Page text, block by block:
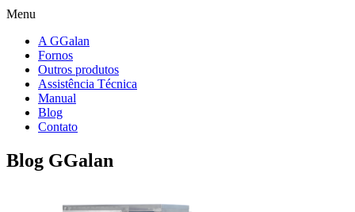
Menu
A GGalan
Fornos
Outros produtos
Assistência Técnica
Manual
Blog
Contato
Blog GGalan